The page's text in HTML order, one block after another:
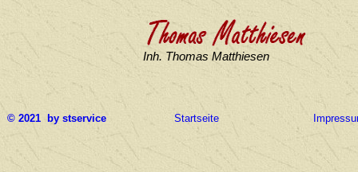
Inh. Thomas Matthiesen
© 2021 by stservice Startseite